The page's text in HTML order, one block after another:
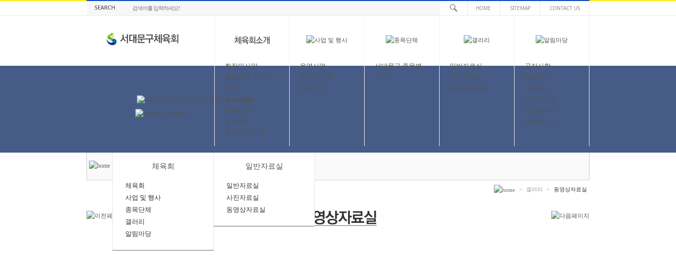
SEARCH HOME SITEMAP CONTACT US
회장인사말
설립목적 및 구성
연혁
조직 현황
정관•규정
경영공시
찾아오시는 길
운영사업
온라인 인증
행사안내
서대문구 종목별
소개
일반자료실
사진자료실
동영상자료실
공지사항
채용공고
입찰공고
자유게시판
묻고답하기
관련사이트
체육회
체육회
사업 및 행사
종목단체
갤러리
알림마당
일반자료실
일반자료실
사진자료실
동영상자료실
> 갤러리 > 동영상자료실